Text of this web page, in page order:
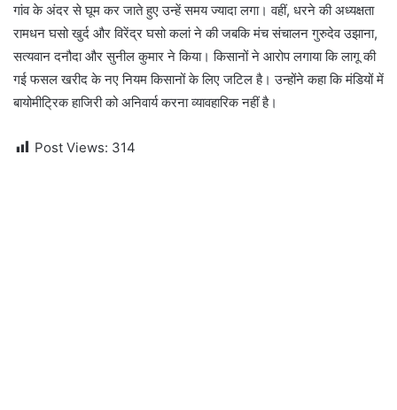
गांव के अंदर से घूम कर जाते हुए उन्हें समय ज्यादा लगा। वहीं, धरने की अध्यक्षता
रामधन घसो खुर्द और विरेंद्र घसो कलां ने की जबकि मंच संचालन गुरुदेव उझाना,
सत्यवान दनौदा और सुनील कुमार ने किया। किसानों ने आरोप लगाया कि लागू की
गई फसल खरीद के नए नियम किसानों के लिए जटिल है। उन्होंने कहा कि मंडियों में
बायोमीट्रिक हाजिरी को अनिवार्य करना व्यावहारिक नहीं है।
Post Views: 314